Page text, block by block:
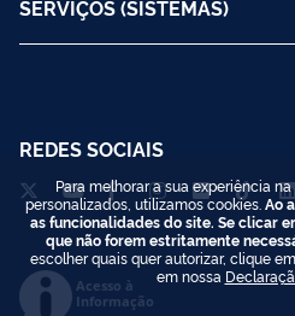
SERVIÇOS (SISTEMAS)
REDES SOCIAIS
Acesso à
Informação
Para melhorar a sua experiência
personalizados, utilizamos cookies. Ao
as funcionalidades do site. Se clicar
que não forem estritamente
escolher quais quer autorizar, clique
em nossa